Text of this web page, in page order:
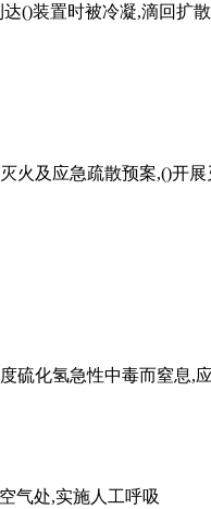
()装置时被冷凝,滴回扩散
火及应急疏散预案,()开
硫化氢急性中毒而窒息,
气处,实施人工呼吸